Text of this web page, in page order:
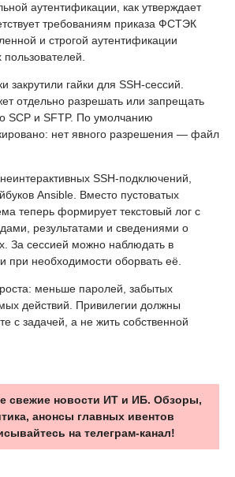
аутентификации, как утверждает
требованиям приказа ФСТЭК
и строгой аутентификации
закрутили гайки для SSH-сессий.
отдельно разрешать или запрещать
SCP и SFTP. По умолчанию
нет явного разрешения — файл
SSH-подключений,
Ansible. Вместо пустоватых
теперь формирует текстовый лог с
результатами и сведениями о
За сессией можно наблюдать в
при необходимости оборвать её.
меньше паролей, забытых
действий. Привилегии должны
с задачей, а не жить собственной
свежие новости ИТ и ИБ. Обзоры,
анонсы главных ивентов
на телеграм-канал!